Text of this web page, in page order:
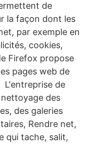
de
la façon dont les
par exemple en
cookies,
Firefox propose
pages web de
de
des
des galeries
Rendre net,
qui tache, salit,